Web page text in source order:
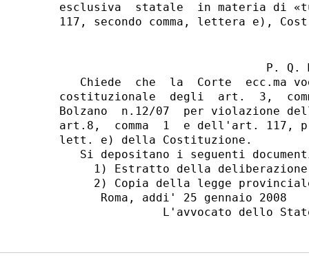
esclusiva  statale  in materia di
P. Q.
Chiede  che  la  Corte  ecc.ma
costituzionale  degli  art.  3,
Bolzano  n.12/07  per violazione
art.8,  comma  1  e dell'art. 117,
lett. e) della Costituzione.
Si depositano i seguenti
1) Estratto della
2) Copia della legge
      Roma, addi' 25 gennaio 2008